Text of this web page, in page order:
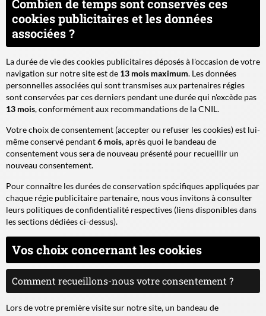
Combien de temps sont conservés ces
cookies publicitaires et les données
associées ?
La durée de vie des cookies publicitaires déposés à l'occasion de votre
navigation sur notre site est de 13 mois maximum. Les données
personnelles associées qui sont transmises aux partenaires régies
sont conservées par ces derniers pendant une durée qui n'excède pas
13 mois, conformément aux recommandations de la CNIL.
Votre choix de consentement (accepter ou refuser les cookies) est lui-
même conservé pendant6 mois, après quoi le bandeau de
consentement vous sera de nouveau présenté pour recueillir un
nouveau consentement.
Pour connaître les durées de conservation spécifiques appliquées par
chaque régie publicitaire partenaire, nous vous invitons à consulter
leurs politiques de confidentialité respectives (liens disponibles dans
les sections dédiées ci-dessus).
Vos choix concernant les cookies
Comment recueillons-nous votre consentement ?
Lors de votre première visite sur notre site, un bandeau de